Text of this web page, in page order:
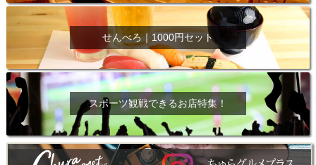
せんべろ｜1000円セット
スポーツ観戦できるお店特集！